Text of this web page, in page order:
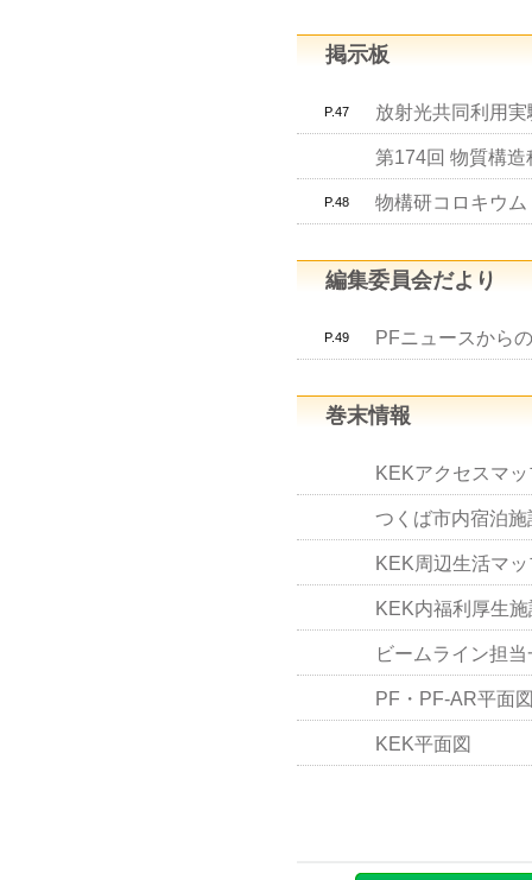
掲示板
P.47 放射光共同利用
第174回 物質構
P.48 物構研コロキウム
編集委員会だより
P.49 PFニュースから
巻末情報
KEKアクセスマ
つくば市内宿泊施
KEK周辺生活マッ
KEK内福利厚生施
ビームライン担
PF・PF-AR平面
KEK平面図